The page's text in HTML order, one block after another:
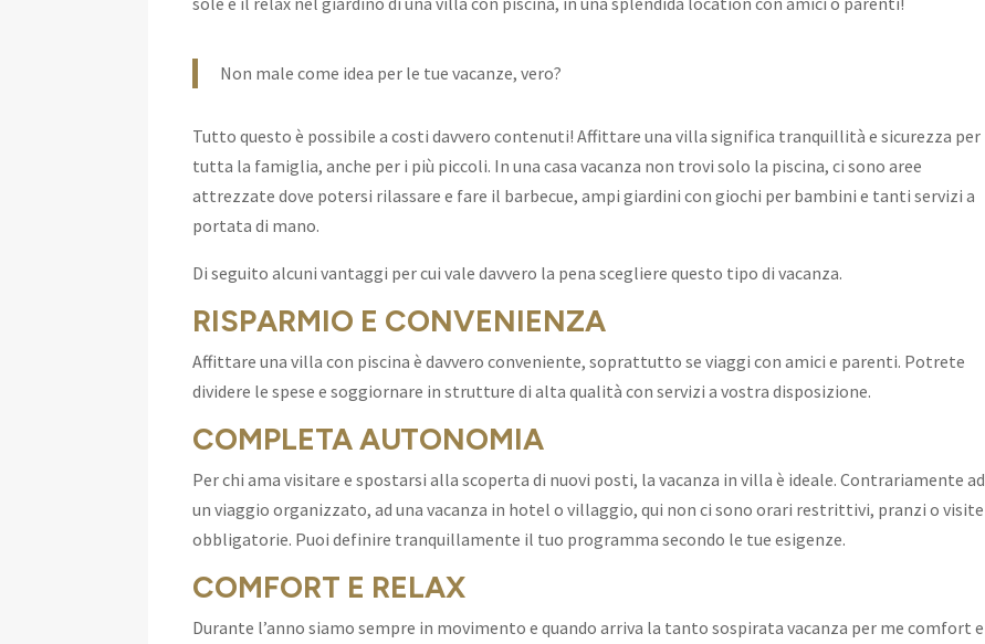
Non male come idea per le tue vacanze, vero?
Tutto questo è possibile a costi davvero contenuti! Affittare una villa significa tranquillità e sicurezza per
tutta la famiglia, anche per i più piccoli. In una casa vacanza non trovi solo la piscina, ci sono aree
attrezzate dove potersi rilassare e fare il barbecue, ampi giardini con giochi per bambini e tanti servizi a
portata di mano.
Di seguito alcuni vantaggi per cui vale davvero la pena scegliere questo tipo di vacanza.
RISPARMIO E CONVENIENZA
Affittare una villa con piscina è davvero conveniente, soprattutto se viaggi con amici e parenti. Potrete
dividere le spese e soggiornare in strutture di alta qualità con servizi a vostra disposizione.
COMPLETA AUTONOMIA
Per chi ama visitare e spostarsi alla scoperta di nuovi posti, la vacanza in villa è ideale. Contrariamente ad
un viaggio organizzato, ad una vacanza in hotel o villaggio, qui non ci sono orari restrittivi, pranzi o visite
obbligatorie. Puoi definire tranquillamente il tuo programma secondo le tue esigenze.
COMFORT E RELAX
Durante l’anno siamo sempre in movimento e quando arriva la tanto sospirata vacanza per me comfort e